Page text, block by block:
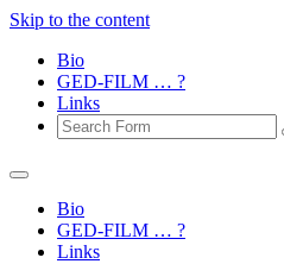
Skip to the content
Bio
GED-FILM … ?
Links
Bio
GED-FILM … ?
Links